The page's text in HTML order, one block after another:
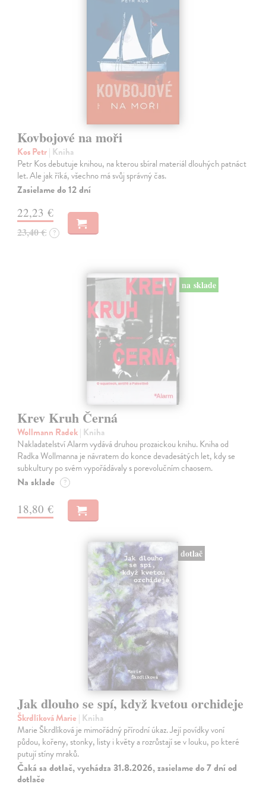
Kovbojové na moři
Kos Petr| Kniha
Petr Kos debutuje knihou, na kterou sbíral materiál dlouhých patnáct
let. Ale jak říká, všechno má svůj správný čas.
Zasielame do 12 dní
22,23 €
23,40 € ?
na sklade
Krev Kruh Černá
Wollmann Radek| Kniha
Nakladatelství Alarm vydává druhou prozaickou knihu. Kniha od
Radka Wollmanna je návratem do konce devadesátých let, kdy se
subkultury po svém vypořádávaly s porevolučním chaosem.
Na sklade ?
18,80 €
dotlač
Jak dlouho se spí, když kvetou orchideje
Škrdlíková Marie | Kniha
Marie Škrdlíková je mimořádný přírodní úkaz. Její povídky voní
půdou, kořeny, stonky, listy i květy a rozrůstají se v louku, po které
putují stíny mraků.
Čaká sa dotlač, vychádza 31.8.2026, zasielame do 7 dní od
dotlače